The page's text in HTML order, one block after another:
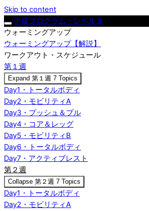
Skip to content
中級プログラム・レベル３
ウォーミングアップ
ウォーミングアップ【解説】
ワークアウト・スケジュール
第１週
Expand 第１週 7 Topics
Day1・トータルボディ
Day2・モビリティA
Day3・プッシュ＆プル
Day4・コア＆レッグ
Day5・モビリティB
Day6・トータルボディ
Day7・アクティブレスト
第２週
Collapse 第２週 7 Topics
Day1・トータルボディ
Day2・モビリティA